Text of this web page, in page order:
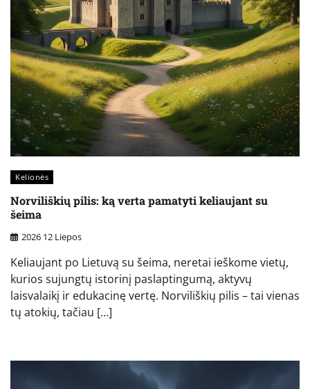
Kelionės
Norviliškių pilis: ką verta pamatyti keliaujant su
šeima
2026 12 Liepos
Keliaujant po Lietuvą su šeima, neretai ieškome vietų,
kurios sujungtų istorinį paslaptingumą, aktyvų
laisvalaikį ir edukacinę vertę. Norviliškių pilis – tai vienas
tų atokių, tačiau […]